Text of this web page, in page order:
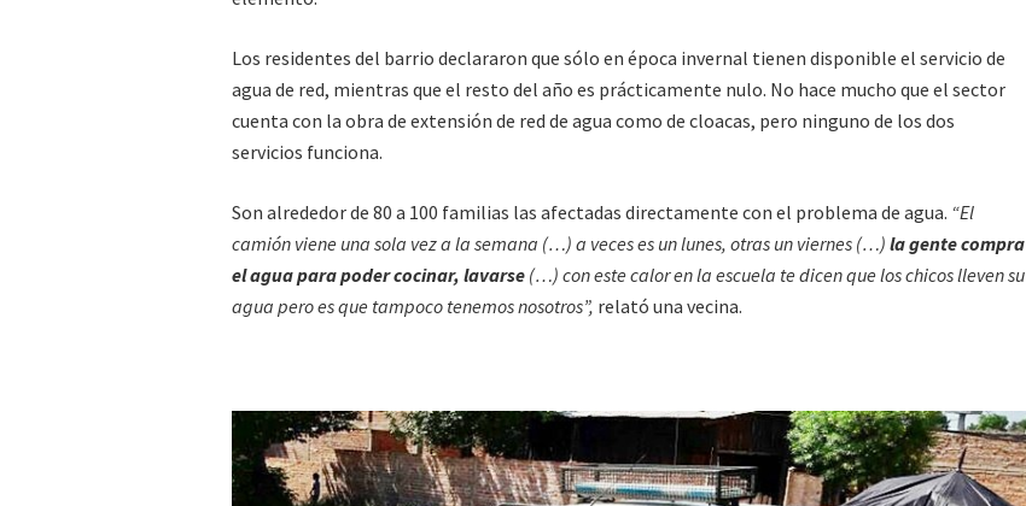
Los residentes del barrio declararon que sólo en época invernal tienen disponible el servicio de
agua de red, mientras que el resto del año es prácticamente nulo. No hace mucho que el sector
cuenta con la obra de extensión de red de agua como de cloacas, pero ninguno de los dos
servicios funciona.
Son alrededor de 80 a 100 familias las afectadas directamente con el problema de agua. “El
camión viene una sola vez a la semana (…) a veces es un lunes, otras un viernes (…) la gente compra
el agua para poder cocinar, lavarse (…) con este calor en la escuela te dicen que los chicos lleven su
agua pero es que tampoco tenemos nosotros”, relató una vecina.